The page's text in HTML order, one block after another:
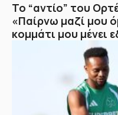
Το “αντίο” του
«Παίρνω μαζί μου
κομμάτι μου μένει